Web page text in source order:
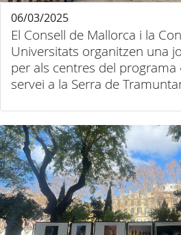
El Consell de Mallorca i la
Universitats organitzen una
per als centres del programa
servei a la Serra de
06/03/2025